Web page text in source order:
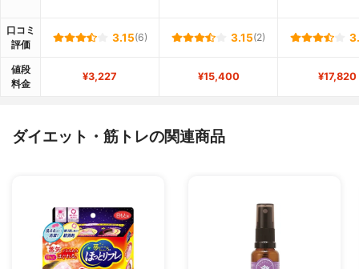
口コミ
評価
3.15(6) 3.15(2)
値段
料金
¥3,227 ¥15,400 ¥17,820
ダイエット・筋トレの関連商品